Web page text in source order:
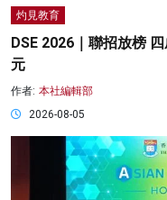
灼見教育
DSE 2026｜聯招放榜
元
作者: 本社編輯部
2026-08-05